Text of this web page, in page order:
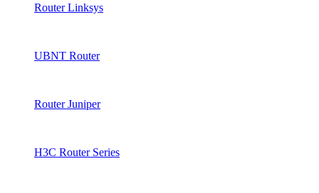
Router Linksys
UBNT Router
Router Juniper
H3C Router Series